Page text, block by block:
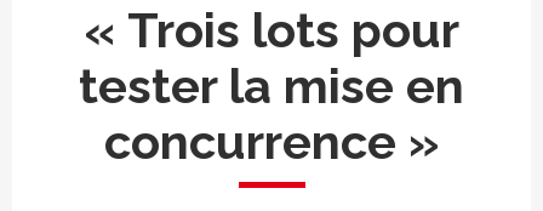
« Trois lots pour
tester la mise en
concurrence »